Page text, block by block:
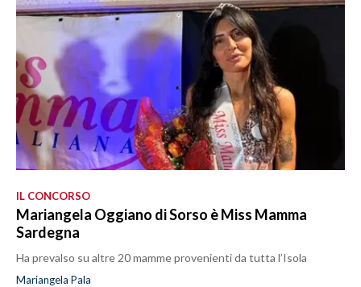
IL CONCORSO
Mariangela Oggiano di Sorso è Miss Mamma
Sardegna
Ha prevalso su altre 20 mamme provenienti da tutta l’Isola
Mariangela Pala